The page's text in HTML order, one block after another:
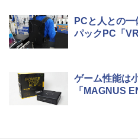
PCと人との
パックPC「
ゲーム性能は
「MAGNUS